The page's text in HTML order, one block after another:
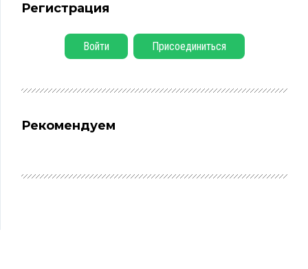
Регистрация
Войти Присоединиться
Рекомендуем